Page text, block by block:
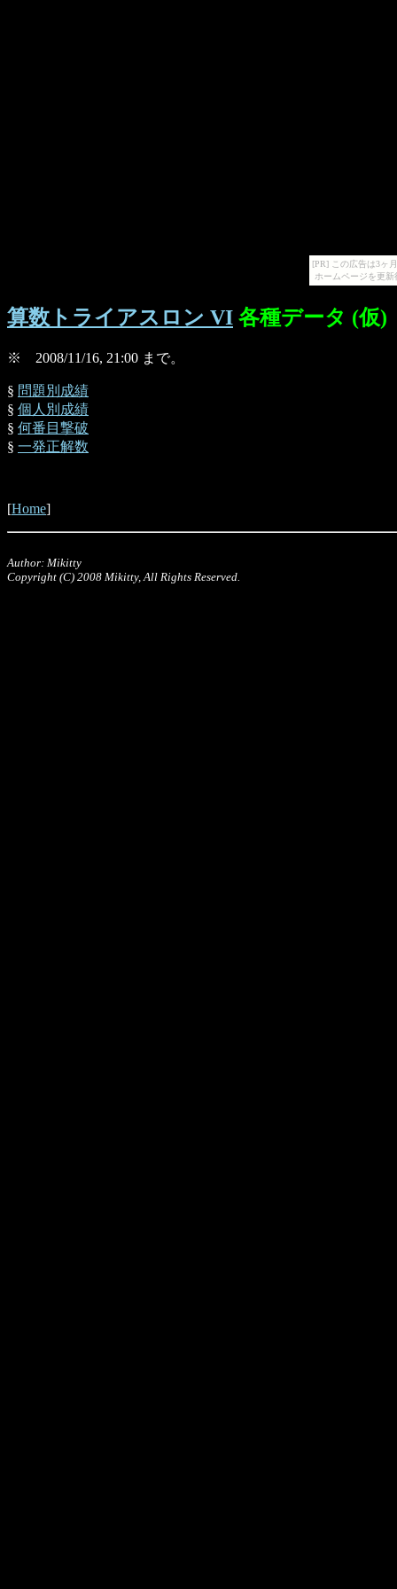
[PR] この広告は3ヶ
ホームページを更
算数トライアスロン VI 各種データ (仮)
※ 2008/11/16, 21:00 まで。
§ 問題別成績
§ 個人別成績
§ 何番目撃破
§ 一発正解数
[Home]
Author: Mikitty
Copyright (C) 2008 Mikitty, All Rights Reserved.